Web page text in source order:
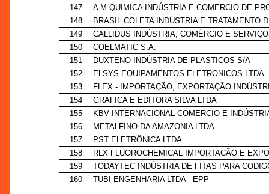
147
A M QUIMICA INDÚSTRIA E COMERCIO DE
148
BRASIL COLETA INDÚSTRIA E TRATAMENTO
149
CALLIDUS INDÚSTRIA, COMÉRCIO E
150
COELMATIC S.A.
151
DUXTENO INDÚSTRIA DE PLASTICOS S/A
152
ELSYS EQUIPAMENTOS ELETRONICOS LTDA
153
FLEX - IMPORTAÇÃO, EXPORTAÇÃO
154
GRAFICA E EDITORA SILVA LTDA
155
KBV INTERNACIONAL COMERCIO E
156
METALFINO DA AMAZONIA LTDA
157
PST ELETRÔNICA LTDA.
158
RLX FLUOROCHEMICAL IMPORTACÃO E
159
TODAYTEC INDÚSTRIA DE FITAS PARA
160
TUBI ENGENHARIA LTDA - EPP